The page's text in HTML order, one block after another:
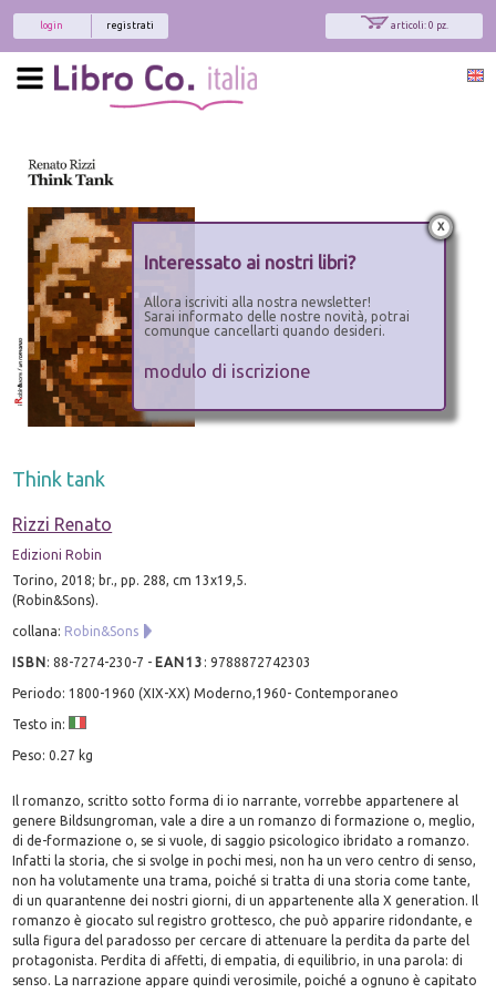
articoli: 0 pz.
registrati
login
Think tank
Rizzi Renato
Edizioni Robin
Torino, 2018; br., pp. 288, cm 13x19,5.
(Robin&Sons).
collana: Robin&Sons
ISBN:88-7274-230-7 - EAN13 :9788872742303
Periodo: 1800-1960 (XIX-XX) Moderno,1960- Contemporaneo
Testo in:
Peso: 0.27 kg
Il romanzo, scritto sotto forma di io narrante, vorrebbe appartenere al
genere Bildsungroman, vale a dire a un romanzo di formazione o, meglio,
di de-formazione o, se si vuole, di saggio psicologico ibridato a romanzo.
Infatti la storia, che si svolge in pochi mesi, non ha un vero centro di senso,
non ha volutamente una trama, poiché si tratta di una storia come tante,
di un quarantenne dei nostri giorni, di un appartenente alla X generation. Il
romanzo è giocato sul registro grottesco, che può apparire ridondante, e
sulla figura del paradosso per cercare di attenuare la perdita da parte del
protagonista. Perdita di affetti, di empatia, di equilibrio, in una parola: di
senso. La narrazione appare quindi verosimile, poiché a ognuno è capitato
x
Interessato ai nostri libri?
Allora iscriviti alla nostra newsletter!
Sarai informato delle nostre novità, potrai
comunque cancellarti quando desideri.
modulo di iscrizione